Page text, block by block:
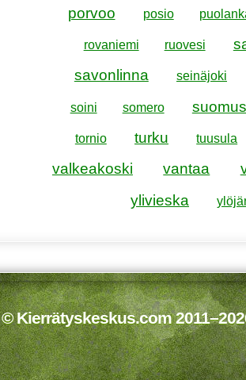
porvoo
posio
rovaniemi ruovesi
savonlinna seinäjoki
soini somero
tornio turku tuusula
valkeakoski vantaa
ylivieska
© Kierrätyskeskus.com